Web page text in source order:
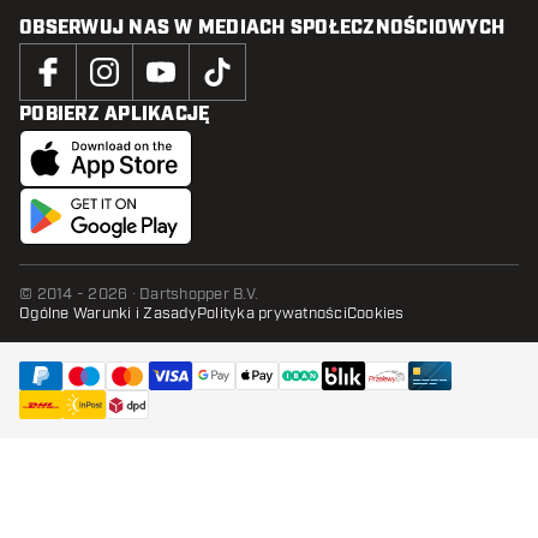
OBSERWUJ NAS W MEDIACH SPOŁECZNOŚCIOWYCH
POBIERZ APLIKACJĘ
© 2014 - 2026 · Dartshopper B.V.
Ogólne Warunki i ZasadyPolityka prywatnościCookies